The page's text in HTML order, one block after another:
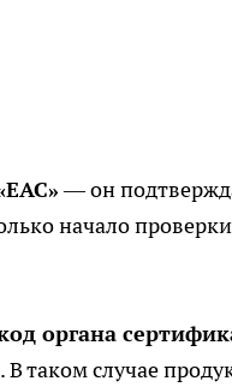
— он
начало
органа
таком случае